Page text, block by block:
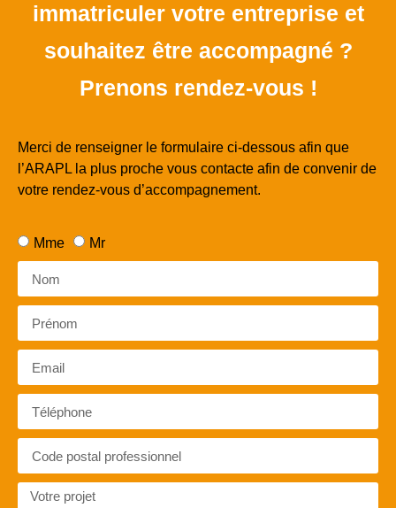
immatriculer votre entreprise et
souhaitez être accompagné ?
Prenons rendez-vous !
Merci de renseigner le formulaire ci-dessous afin que
l’ARAPL la plus proche vous contacte afin de convenir de
votre rendez-vous d’accompagnement.
Mme Mr